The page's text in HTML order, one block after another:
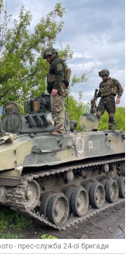
- прес-служба 24-ої бригади